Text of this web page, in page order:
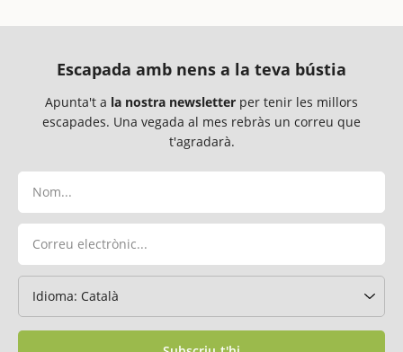
Escapada amb nens a la teva bústia
Apunta't a la nostra newsletter per tenir les millors
escapades. Una vegada al mes rebràs un correu que
t'agradarà.